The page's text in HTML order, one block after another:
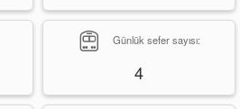
Günlük sefer sayısı:
4